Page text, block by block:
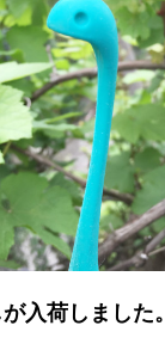
入荷しました。